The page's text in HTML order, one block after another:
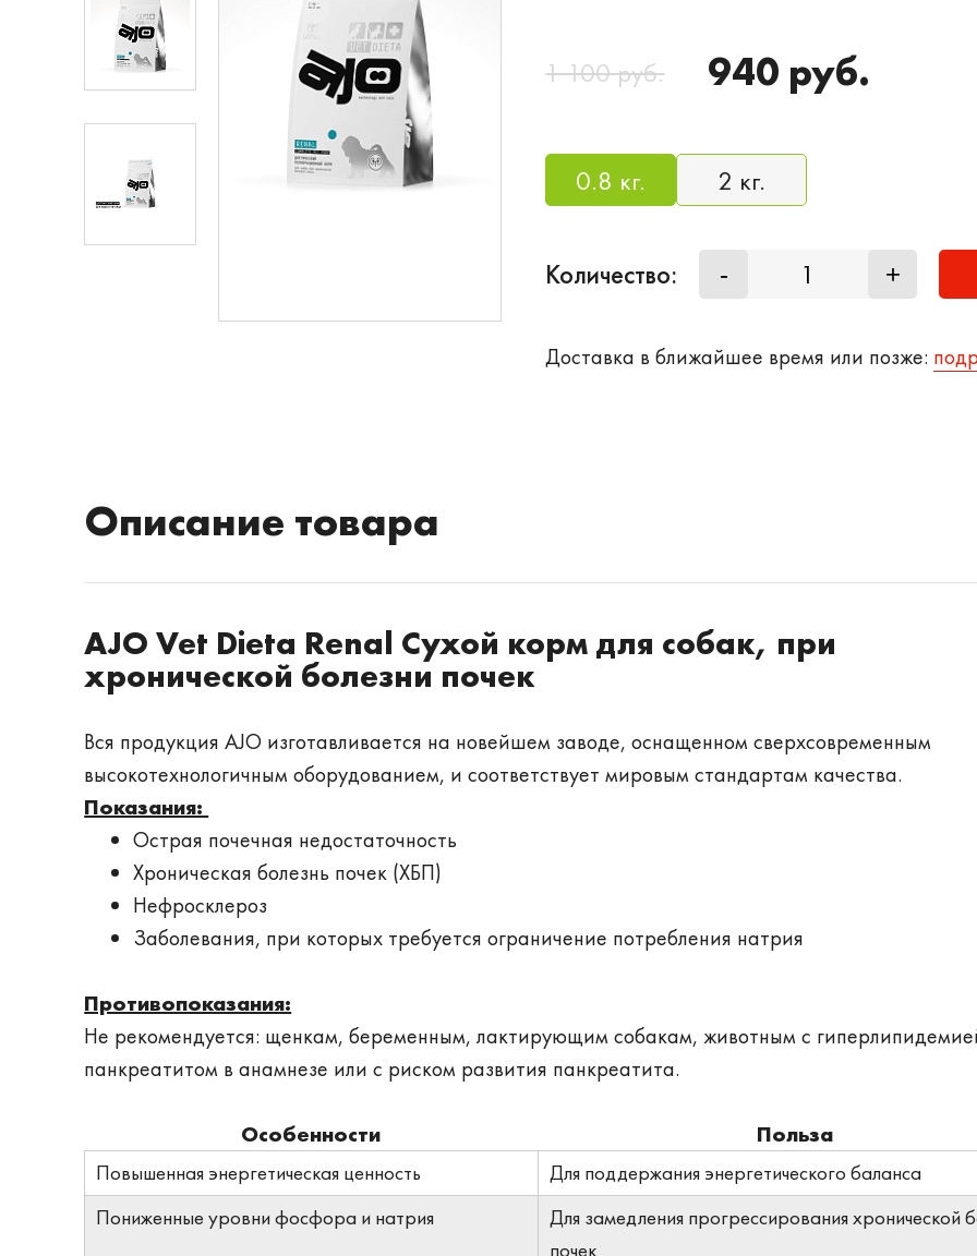
1 100 руб. 940 руб.
0.8 кг. 2 кг.
Количество: - +
Доставка в ближайшее время или позже:
Описание товара
AJO Vet Dieta Renal Сухой корм для собак, при
хронической болезни почек
Вся продукция AJO изготавливается на новейшем заводе, оснащенном сверхсовременным
высокотехнологичным оборудованием, и соответствует мировым стандартам качества.
Показания:
Острая почечная недостаточность
Хроническая болезнь почек (ХБП)
Нефросклероз
Заболевания, при которых требуется ограничение потребления натрия
Противопоказания:
Не рекомендуется: щенкам, беременным, лактирующим собакам, животным с
панкреатитом в анамнезе или с риском развития панкреатита.
Особенности Польза
Повышенная энергетическая ценность
Для поддержания энергетического баланса
Пониженные уровни фосфора и натрия
Для замедления прогрессирования хронической
почек